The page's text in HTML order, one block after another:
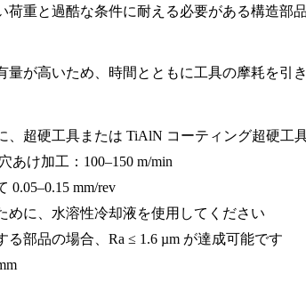
重と過酷な条件に耐える必要がある構造部
量が高いため、時間とともに工具の摩耗を
超硬工具または TiAlN コーティング超硬工
あけ加工：100–150 m/min
0.05–0.15 mm/rev
めに、水溶性冷却液を使用してください
部品の場合、Ra ≤ 1.6 µm が達成可能です